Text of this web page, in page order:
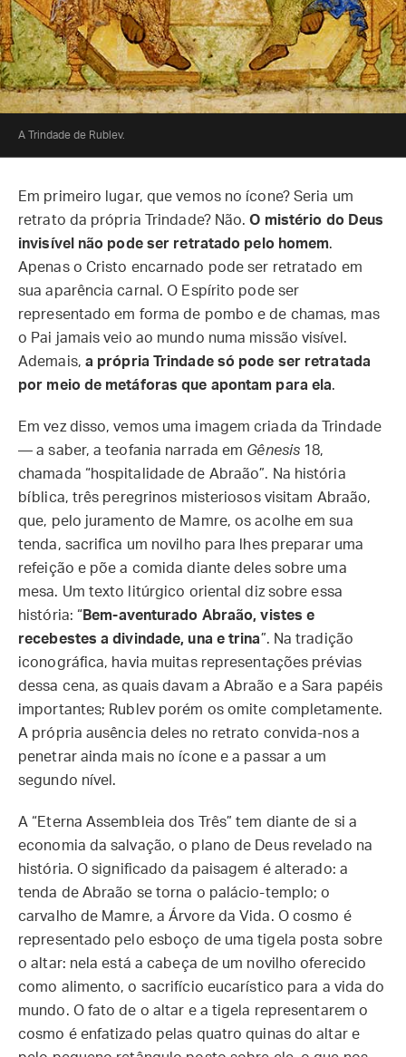
A Trindade de Rublev.
Em primeiro lugar, que vemos no ícone? Seria um
retrato da própria Trindade? Não.O mistério do Deus
invisível não pode ser retratado pelo homem.
Apenas o Cristo encarnado pode ser retratado em
sua aparência carnal. O Espírito pode ser
representado em forma de pombo e de chamas, mas
o Pai jamais veio ao mundo numa missão visível.
Ademais, a própria Trindade só pode ser retratada
por meio de metáforas que apontam para ela.
Em vez disso, vemos uma imagem criada da Trindade
— a saber, a teofania narrada em Gênesis 18,
chamada “hospitalidade de Abraão”. Na história
bíblica, três peregrinos misteriosos visitam Abraão,
que, pelo juramento de Mamre, os acolhe em sua
tenda, sacrifica um novilho para lhes preparar uma
refeição e põe a comida diante deles sobre uma
mesa. Um texto litúrgico oriental diz sobre essa
história: “ Bem-aventurado Abraão, vistes e
recebestes a divindade, una e trina”. Na tradição
iconográfica, havia muitas representações prévias
dessa cena, as quais davam a Abraão e a Sara papéis
importantes; Rublev porém os omite completamente.
A própria ausência deles no retrato convida-nos a
penetrar ainda mais no ícone e a passar a um
segundo nível.
A “Eterna Assembleia dos Três” tem diante de si a
economia da salvação, o plano de Deus revelado na
história. O significado da paisagem é alterado: a
tenda de Abraão se torna o palácio-templo; o
carvalho de Mamre, a Árvore da Vida. O cosmo é
representado pelo esboço de uma tigela posta sobre
o altar: nela está a cabeça de um novilho oferecido
como alimento, o sacrifício eucarístico para a vida do
mundo. O fato de o altar e a tigela representarem o
cosmo é enfatizado pelas quatro quinas do altar e